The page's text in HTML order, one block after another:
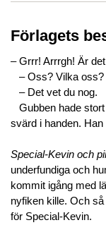
Förlagets
– Grrr! Arrrgh! Är
– Oss? Vilka oss?
– Det vet du nog.
Gubben hade
svärd i handen.
Special-Kevin och
underfundiga och
kommit igång med
nyfiken kille. Och
för Special-Kevin.